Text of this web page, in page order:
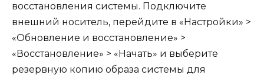
восстановления системы. Подключите
внешний носитель, перейдите в «Настройки» >
«Обновление и восстановление» >
«Восстановление» > «Начать» и выберите
резервную копию образа системы для